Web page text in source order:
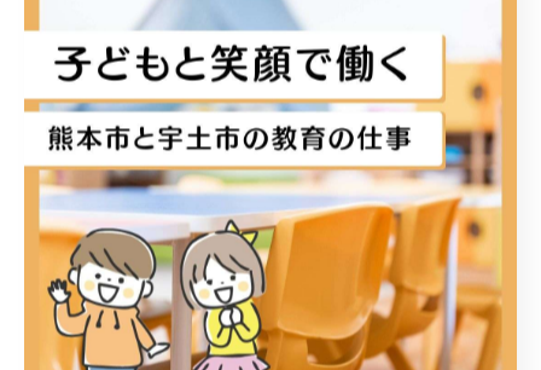
< 前のページ 一覧に戻る 次のページ >
カテゴリー Categories
全てのカテゴリー